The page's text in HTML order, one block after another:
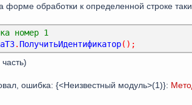
обработки к определенной строке
номер 1
. ПолучитьИдентификатор();
ошибка: {<Неизвестный модуль>(1)}: